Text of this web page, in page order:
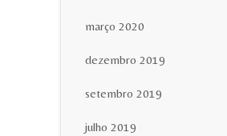
março 2020
dezembro 2019
setembro 2019
julho 2019